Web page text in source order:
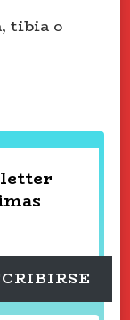
tibia o